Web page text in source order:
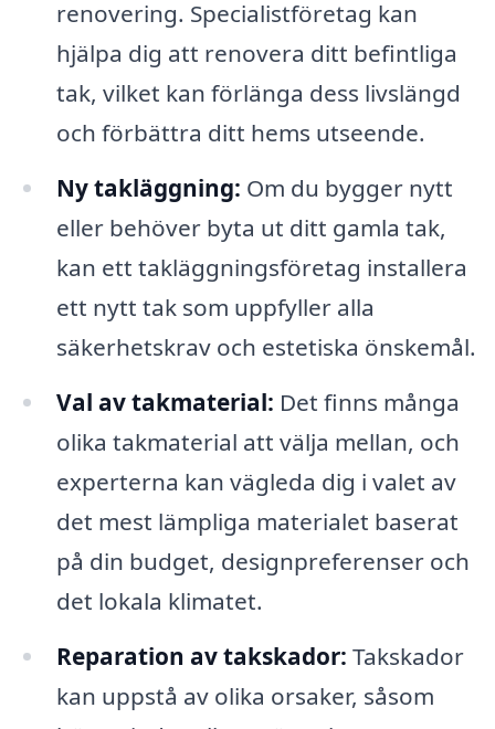
renovering. Specialistföretag kan
hjälpa dig att renovera ditt befintliga
tak, vilket kan förlänga dess livslängd
och förbättra ditt hems utseende.
Ny takläggning: Om du bygger nytt
eller behöver byta ut ditt gamla tak,
kan ett takläggningsföretag installera
ett nytt tak som uppfyller alla
säkerhetskrav och estetiska önskemål.
Val av takmaterial: Det finns många
olika takmaterial att välja mellan, och
experterna kan vägleda dig i valet av
det mest lämpliga materialet baserat
på din budget, designpreferenser och
det lokala klimatet.
Reparation av takskador: Takskador
kan uppstå av olika orsaker, såsom